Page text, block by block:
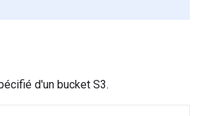
d'un bucket S3.